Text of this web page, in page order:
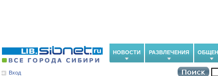
НОВОСТИ РАЗВЛЕЧЕНИЯ
Вход